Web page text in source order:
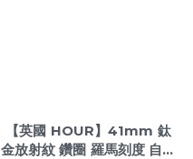
【英國 HOUR】41mm 鈦
金放射紋 鑽圈 羅馬刻度 自動